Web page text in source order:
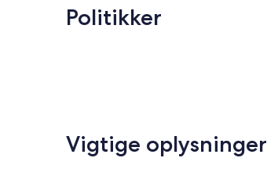
Politikker
Vigtige oplysninger